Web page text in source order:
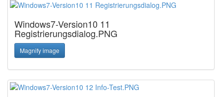
Windows7-Version10 11
Registrierungsdialog.PNG
Magnify image